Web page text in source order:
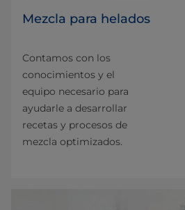
Mezcla para helados
Contamos con los
conocimientos y el
equipo necesario para
ayudarle a desarrollar
recetas y procesos de
mezcla optimizados.